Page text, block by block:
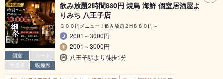
個室
カード
禁煙席
喫煙席
飲み放題2時間880円 焼鳥 海鮮 個室居酒屋よ
りみち 八王子店
３００円メニュー！飲み放題２H８８０円～
2001～3000円
2001～3000円
八王子駅より徒歩1分